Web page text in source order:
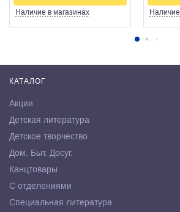
Наличие в магазинах Наличие
КАТАЛОГ
Акции
Детская литература
Детское творчество
Дом. Быт. Досуг.
Канцтовары
С отделениями
Специальная литература